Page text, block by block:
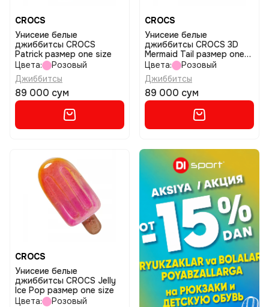
CROCS
Унисеие белые
джиббитсы CROCS
Patrick размер one size
Цвета:
Розовый
Джиббитсы
89 000 сум
CROCS
Унисеие белые
джиббитсы CROCS 3D
Mermaid Tail размер one
size
Цвета:
Розовый
Джиббитсы
89 000 сум
CROCS
Унисеие белые
джиббитсы CROCS Jelly
Ice Pop размер one size
Цвета:
Розовый